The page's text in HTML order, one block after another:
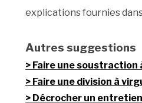
explications fournies
Autres suggestions
Faire une soustraction
Faire une division à
Décrocher un entretien